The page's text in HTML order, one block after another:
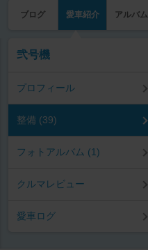
ブログ 愛車紹介 アルバム
弐号機
プロフィール
整備 (39)
フォトアルバム (1)
クルマレビュー
愛車ログ